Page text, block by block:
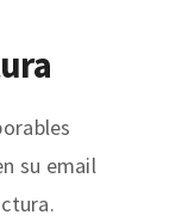
su email